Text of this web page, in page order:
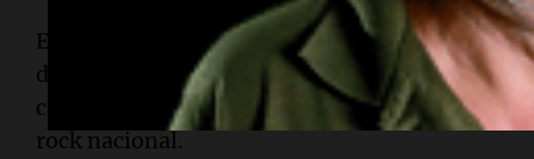
El video mostró a diversos hinchas del
despedir al "Indio", exhibiendo identificaciones
camperas y pilusos, así como las tradicionales
rock nacional.